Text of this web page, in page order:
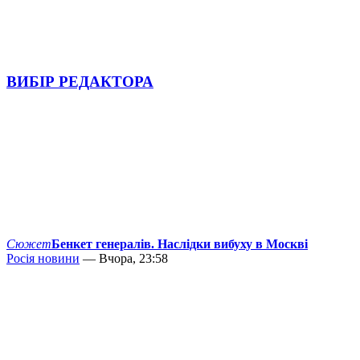
ВИБІР РЕДАКТОРА
СюжетБенкет генералів. Наслідки вибуху в Москві
Росія новини — Вчора, 23:58